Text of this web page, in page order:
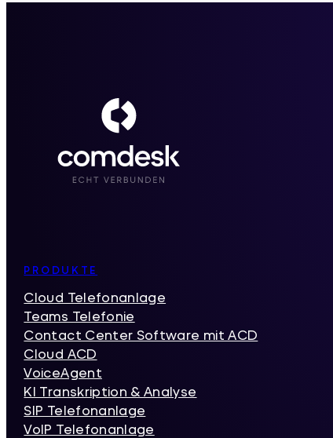
Inhaltsverzeichnis
PRODUKTE
Cloud Telefonanlage
Teams Telefonie
Contact Center Software mit ACD
Cloud ACD
VoiceAgent
KI Transkription & Analyse
SIP Telefonanlage
VoIP Telefonanlage